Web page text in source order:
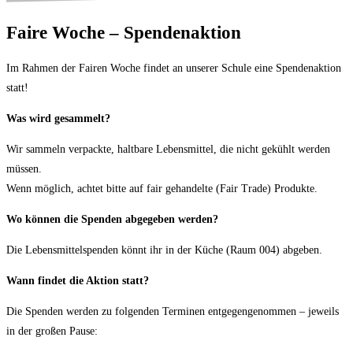
Faire Woche – Spendenaktion
Im Rahmen der Fairen Woche findet an unserer Schule eine Spendenaktion
statt!
Was wird gesammelt?
Wir sammeln verpackte, haltbare Lebensmittel, die nicht gekühlt werden
müssen.
Wenn möglich, achtet bitte auf fair gehandelte (Fair Trade) Produkte.
Wo können die Spenden abgegeben werden?
Die Lebensmittelspenden könnt ihr in der Küche (Raum 004) abgeben.
Wann findet die Aktion statt?
Die Spenden werden zu folgenden Terminen entgegengenommen – jeweils
in der großen Pause: